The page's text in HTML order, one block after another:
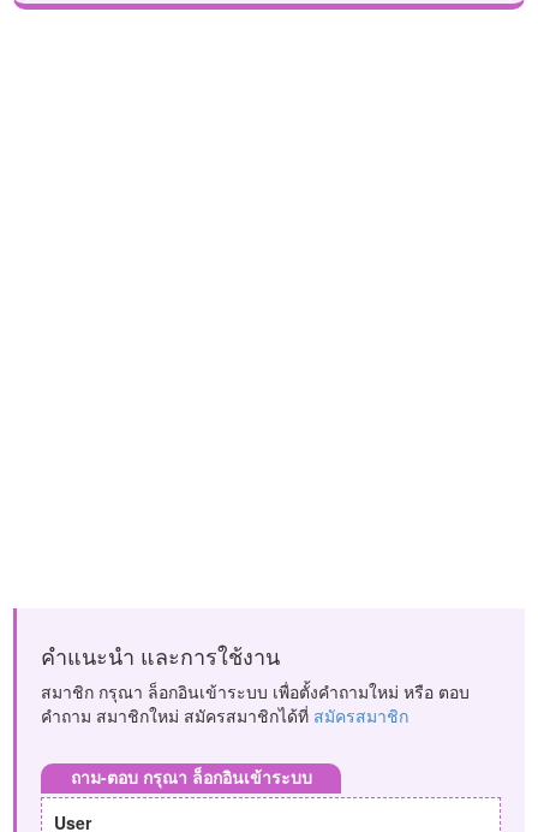
คำแนะนำ และการใช้งาน
สมาชิก กรุณา ล็อกอินเข้าระบบ เพื่อตั้งคำถามใหม่ หรือ ตอบ
คำถาม สมาชิกใหม่ สมัครสมาชิกได้ที่ สมัครสมาชิก
ถาม-ตอบ กรุณา ล็อกอินเข้าระบบ
User